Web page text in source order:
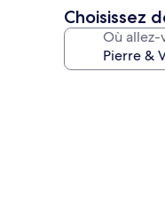
Choisissez
Où allez-